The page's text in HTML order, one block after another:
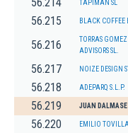
56.214 TAPIMAN SL
56.215 BLACK COFFEE
56.216
TORRAS
ADVISORS SL.
56.217 NOIZE DESIGN
56.218 ADEPARQ S.L.P.
56.219 JUAN
56.220 EMILIO